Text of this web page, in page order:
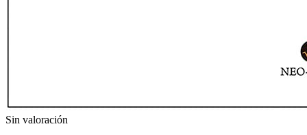
Sin valoración